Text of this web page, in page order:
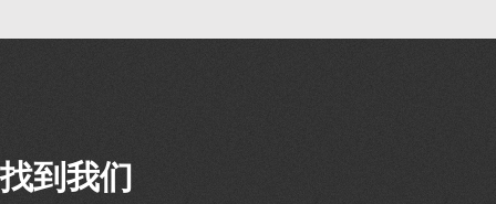
找到我们